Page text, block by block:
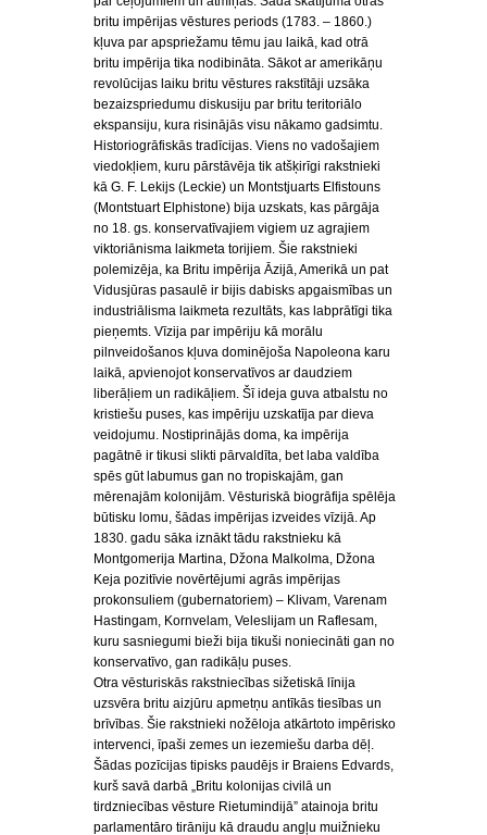
britu impērijas vēstures periods (1783. – 1860.)
kļuva par apspriežamu tēmu jau laikā, kad otrā
britu impērija tika nodibināta. Sākot ar amerikāņu
revolūcijas laiku britu vēstures rakstītāji uzsāka
bezaizspriedumu diskusiju par britu teritoriālo
ekspansiju, kura risinājās visu nākamo gadsimtu.
Historiogrāfiskās tradīcijas. Viens no vadošajiem
viedokļiem, kuru pārstāvēja tik atšķirīgi rakstnieki
kā G. F. Lekijs (Leckie) un Montstjuarts Elfistouns
(Montstuart Elphistone) bija uzskats, kas pārgāja
no 18. gs. konservatīvajiem vigiem uz agrajiem
viktoriānisma laikmeta torijiem. Šie rakstnieki
polemizēja, ka Britu impērija Āzijā, Amerikā un pat
Vidusjūras pasaulē ir bijis dabisks apgaismības un
industriālisma laikmeta rezultāts, kas labprātīgi tika
pieņemts. Vīzija par impēriju kā morālu
pilnveidošanos kļuva dominējoša Napoleona karu
laikā, apvienojot konservatīvos ar daudziem
liberāļiem un radikāļiem. Šī ideja guva atbalstu no
kristiešu puses, kas impēriju uzskatīja par dieva
veidojumu. Nostiprinājās doma, ka impērija
pagātnē ir tikusi slikti pārvaldīta, bet laba valdība
spēs gūt labumus gan no tropiskajām, gan
mērenajām kolonijām. Vēsturiskā biogrāfija spēlēja
būtisku lomu, šādas impērijas izveides vīzijā. Ap
1830. gadu sāka iznākt tādu rakstnieku kā
Montgomerija Martina, Džona Malkolma, Džona
Keja pozitīvie novērtējumi agrās impērijas
prokonsuliem (gubernatoriem) – Klivam, Varenam
Hastingam, Kornvelam, Veleslijam un Raflesam,
kuru sasniegumi bieži bija tikuši noniecināti gan no
konservatīvo, gan radikāļu puses.
Otra vēsturiskās rakstniecības sižetiskā līnija
uzsvēra britu aizjūru apmetņu antīkās tiesības un
brīvības. Šie rakstnieki nožēloja atkārtoto impērisko
intervenci, īpaši zemes un iezemiešu darba dēļ.
Šādas pozīcijas tipisks paudējs ir Braiens Edvards,
kurš savā darbā „Britu kolonijas civilā un
tirdzniecības vēsture Rietumindijā” atainoja britu
parlamentāro tirāniju kā draudu angļu muižnieku